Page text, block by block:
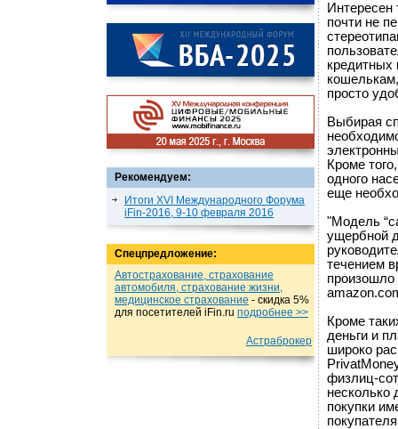
Рекомендуем:
Итоги XVI Международного Форума
iFin-2016, 9-10 февраля 2016
Спецпредложение:
Автострахование, страхование
автомобиля, страхование жизни,
медицинское страхование - cкидка 5%
для посетителей iFin.ru подробнеe >>
Астраброкер
Интересен
почти не
кредитных
просто
Выбирая
Кроме
одного
еще
"Модель
ущербной
течением
произошло
Кроме
деньги и
широко
физлиц-
несколько
покупки